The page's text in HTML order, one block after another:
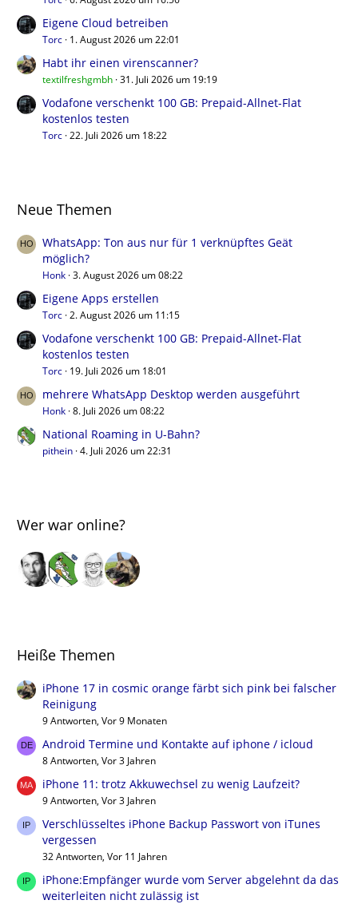
Eigene Cloud betreiben
Torc 1. August 2026 um 22:01
Habt ihr einen virenscanner?
textilfreshgmbh 31. Juli 2026 um 19:19
Vodafone verschenkt 100 GB: Prepaid-Allnet-Flat
kostenlos testen
Torc 22. Juli 2026 um 18:22
Neue Themen
WhatsApp: Ton aus nur für 1 verknüpftes Geät
möglich?
Honk 3. August 2026 um 08:22
Eigene Apps erstellen
Torc 2. August 2026 um 11:15
Vodafone verschenkt 100 GB: Prepaid-Allnet-Flat
kostenlos testen
Torc 19. Juli 2026 um 18:01
mehrere WhatsApp Desktop werden ausgeführt
Honk 8. Juli 2026 um 08:22
National Roaming in U-Bahn?
pithein 4. Juli 2026 um 22:31
Wer war online?
Heiße Themen
iPhone 17 in cosmic orange färbt sich pink bei falscher
Reinigung
9 Antworten, Vor 9 Monaten
Android Termine und Kontakte auf iphone / icloud
8 Antworten, Vor 3 Jahren
iPhone 11: trotz Akkuwechsel zu wenig Laufzeit?
9 Antworten, Vor 3 Jahren
Verschlüsseltes iPhone Backup Passwort von iTunes
vergessen
32 Antworten, Vor 11 Jahren
iPhone:Empfänger wurde vom Server abgelehnt da das
weiterleiten nicht zulässig ist